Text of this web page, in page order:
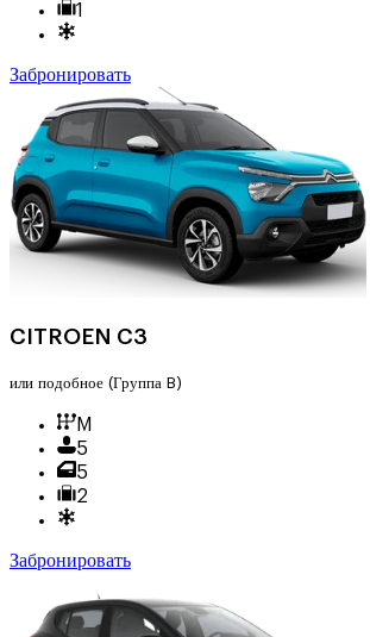
1
Забронировать
CITROEN C3
или подобное (Группа B)
M
5
5
2
Забронировать